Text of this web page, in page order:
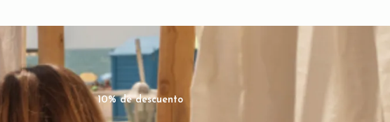
10% de descuento